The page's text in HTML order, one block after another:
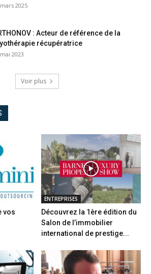
2025
: Acteur de référence de la
récupératrice
2023
Voir plus
vos
ENTREPRISES
Découvrez la 1ère édition du
Salon de l’immobilier
international de prestige...